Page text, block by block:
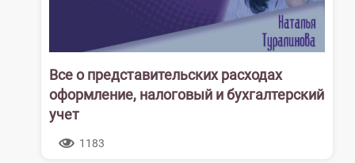
Все о представительских расходах
оформление, налоговый и бухгалтерский
учет
1183